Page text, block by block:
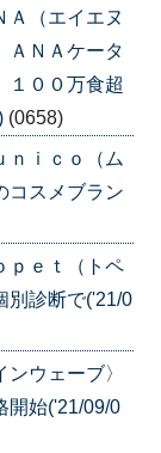
Ａ（エイエヌ
ＡＮＡケータ
１００万食超
(0658)
ｎｉｃｏ（ム
コスメブラン
ｐｅｔ（トペ
別診断で('21/0
ウェーブ〉
開始('21/09/0